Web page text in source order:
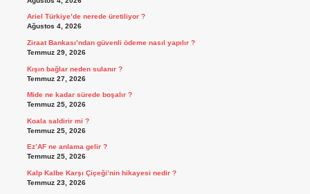
Ariel Türkiye’de nerede üretiliyor ?
Ağustos 4, 2026
Ziraat Bankası’ndan güvenli ödeme nasıl yapılır ?
Temmuz 29, 2026
Kışın bağlar neden sulanır ?
Temmuz 27, 2026
Mide ne kadar sürede boşalır ?
Temmuz 25, 2026
Koala saldirir mi ?
Temmuz 25, 2026
Ez’AF ne anlama gelir ?
Temmuz 25, 2026
Kalp Kalbe Karşı Çiçeği’nin hikayesi nedir ?
Temmuz 23, 2026